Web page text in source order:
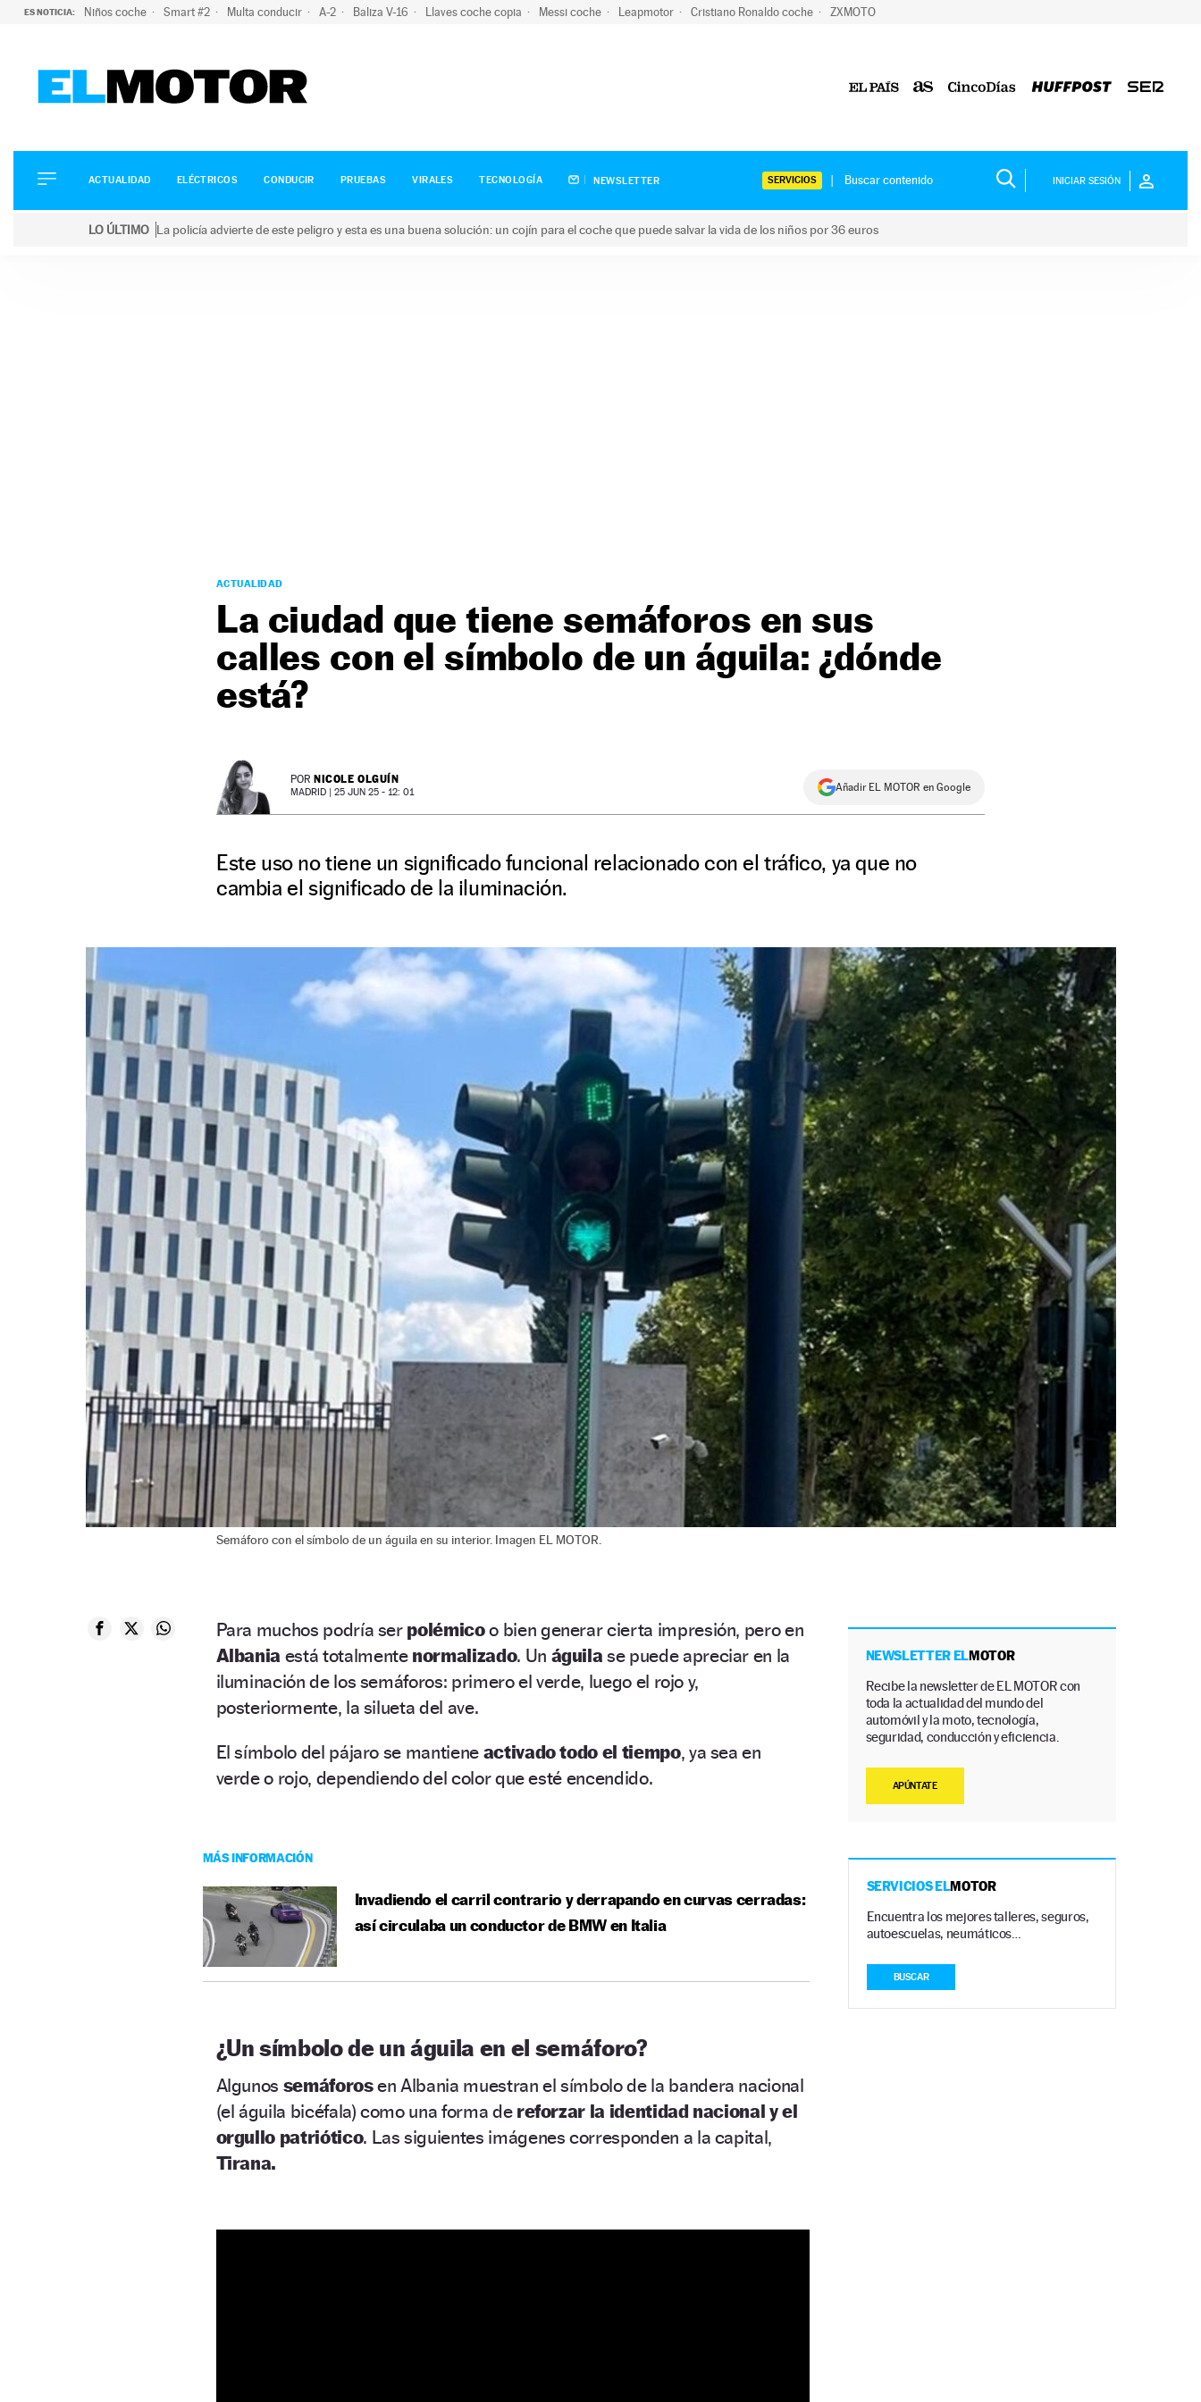
ES NOTICIA: Niños coche Smart #2 Multa conducir A-2 Baliza V-16 Llaves coche copia Messi coche Leapmotor Cristiano Ronaldo coche ZXMOTO
ELÉCTRICOS
CONDUCIR
ACTUALIDAD ELÉCTRICOS CONDUCIR PRUEBAS VIRALES TECNOLOGÍA NEWSLETTER SERVICIOS INICIAR SESIÓN
LO ÚLTIMO La policía advierte de este peligro y esta es una buena solución: un cojín para el coche que puede salvar la vida de los niños por 36 euros
ACTUALIDAD
La ciudad que tiene semáforos en sus
calles con el símbolo de un águila: ¿dónde
está?
POR NICOLE OLGUÍN
MADRID | 25 JUN 25 - 12: 01 Añadir EL MOTOR en Google
Este uso no tiene un significado funcional relacionado con el tráfico, ya que no
cambia el significado de la iluminación.
Semáforo con el símbolo de un águila en su interior. Imagen EL MOTOR.
Para muchos podría ser polémicoo bien generar cierta impresión, pero en
Albania está totalmente normalizado. Un águilase puede apreciar en la
iluminación de los semáforos: primero el verde, luego el rojo y,
posteriormente, la silueta del ave.
El símbolo del pájaro se mantiene activado todo el tiempo, ya sea en
verde o rojo, dependiendo del color que esté encendido.
MÁS INFORMACIÓN
Invadiendo el carril contrario y derrapando en curvas cerradas:
así circulaba un conductor de BMW en Italia
¿Un símbolo de un águila en el semáforo?
Algunos semáforosen Albania muestran el símbolo de la bandera nacional
(el águila bicéfala) como una forma de reforzar la identidad nacional y el
orgullo patriótico. Las siguientes imágenes corresponden a la capital,
Tirana.
NEWSLETTER ELMOTOR
Recibe la newsletter de EL MOTOR con
toda la actualidad del mundo del
automóvil y la moto, tecnología,
seguridad, conducción y eficiencia.
APÚNTATE
SERVICIOS ELMOTOR
Encuentra los mejores talleres, seguros,
autoescuelas, neumáticos…
BUSCAR